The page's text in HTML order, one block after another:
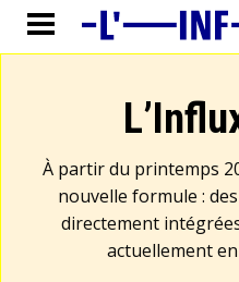
À partir du printemps
nouvelle formule :
directement
actuellement